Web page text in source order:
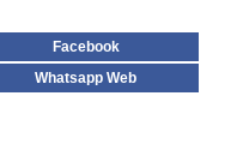
Facebook
Whatsapp Web